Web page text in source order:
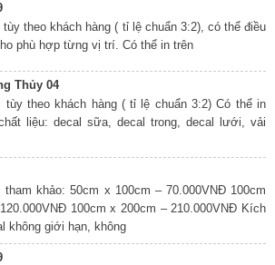
theo khách hàng ( tỉ lệ chuẩn 3:2), có thể điều
phù hợp từng vị trí. Có thể in trên
Thủy 04
tùy theo khách hàng ( tỉ lệ chuẩn 3:2) Có thể in
liệu: decal sữa, decal trong, decal lưới, vải
khảo: 50cm x 100cm – 70.000VNĐ 100cm
100cm x 200cm – 210.000VNĐ Kích
không giới hạn, không